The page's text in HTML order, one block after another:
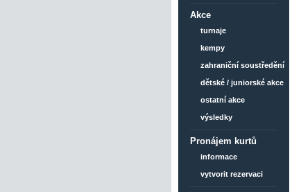
Akce
turnaje
kempy
zahraniční soustředění
dětské / juniorské akce
ostatní akce
výsledky
Pronájem kurtů
informace
vytvorit rezervaci